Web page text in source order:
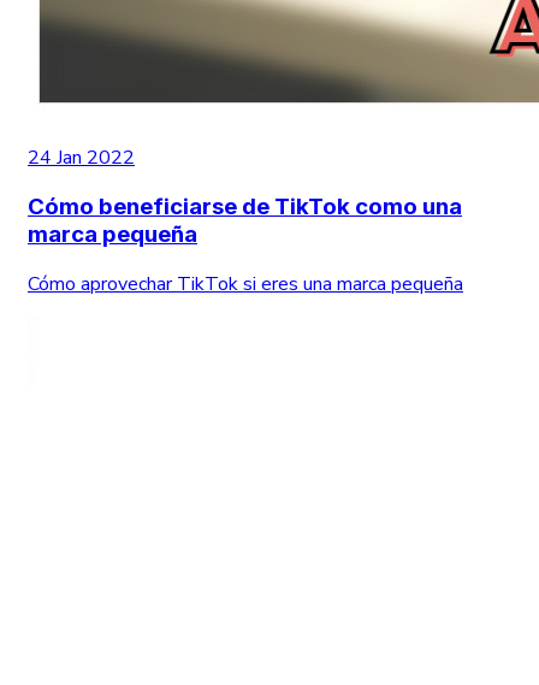
24 Jan 2022
Cómo beneficiarse de TikTok como una
marca pequeña
Cómo aprovechar TikTok si eres una marca pequeña